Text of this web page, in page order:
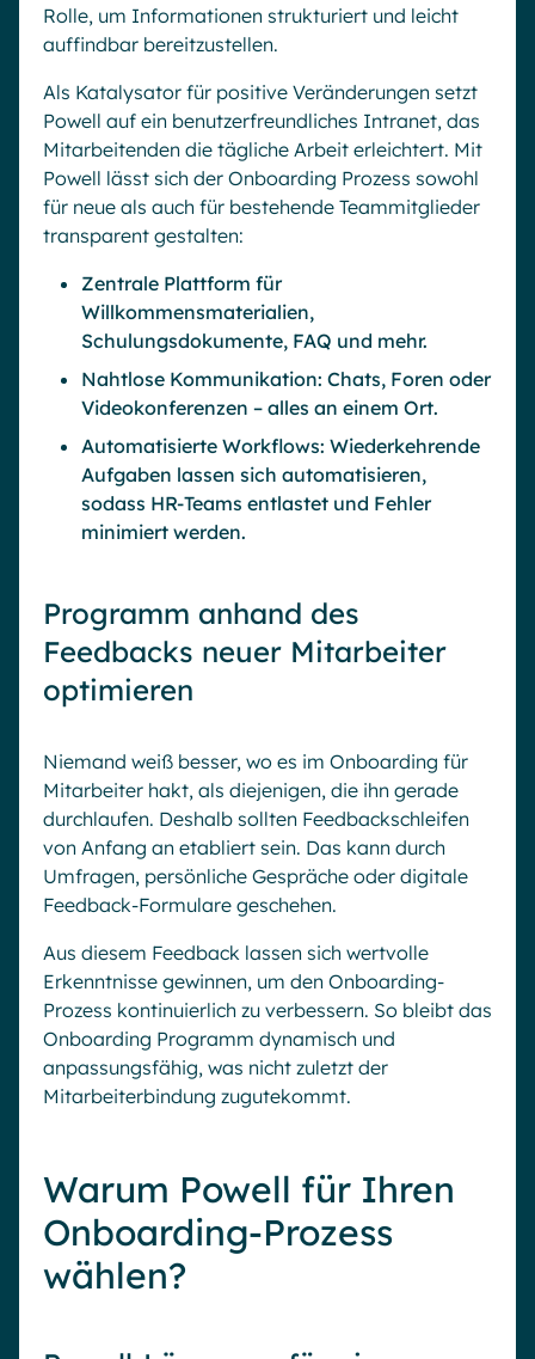
Rolle, um Informationen strukturiert und leicht
auffindbar bereitzustellen.
Als Katalysator für positive Veränderungen setzt
Powell auf ein benutzerfreundliches Intranet, das
Mitarbeitenden die tägliche Arbeit erleichtert. Mit
Powell lässt sich der Onboarding Prozess sowohl
für neue als auch für bestehende Teammitglieder
transparent gestalten:
Zentrale Plattform für
Willkommensmaterialien,
Schulungsdokumente, FAQ und mehr.
Nahtlose Kommunikation: Chats, Foren oder
Videokonferenzen – alles an einem Ort.
Automatisierte Workflows: Wiederkehrende
Aufgaben lassen sich automatisieren,
sodass HR-Teams entlastet und Fehler
minimiert werden.
Programm anhand des
Feedbacks neuer Mitarbeiter
optimieren
Niemand weiß besser, wo es im Onboarding für
Mitarbeiter hakt, als diejenigen, die ihn gerade
durchlaufen. Deshalb sollten Feedbackschleifen
von Anfang an etabliert sein. Das kann durch
Umfragen, persönliche Gespräche oder digitale
Feedback-Formulare geschehen.
Aus diesem Feedback lassen sich wertvolle
Erkenntnisse gewinnen, um den Onboarding-
Prozess kontinuierlich zu verbessern. So bleibt das
Onboarding Programm dynamisch und
anpassungsfähig, was nicht zuletzt der
Mitarbeiterbindung zugutekommt.
Warum Powell für Ihren
Onboarding-Prozess
wählen?